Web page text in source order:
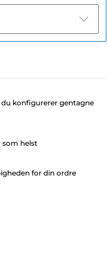
du konfigurerer gentagne
som helst
for din ordre